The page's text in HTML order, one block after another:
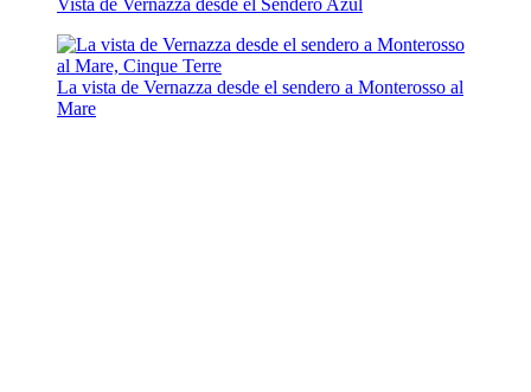
Vista de Vernazza desde el Sendero Azul
La vista de Vernazza desde el sendero a Monterosso al
Mare